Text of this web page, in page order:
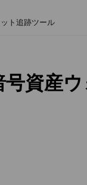
ト追跡ツール
資産